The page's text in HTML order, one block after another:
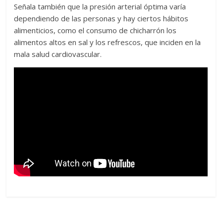
Señala también que la presión arterial óptima varía
dependiendo de las personas y hay ciertos hábitos
alimenticios, como el consumo de chicharrón los
alimentos altos en sal y los refrescos, que inciden en la
mala salud cardiovascular.